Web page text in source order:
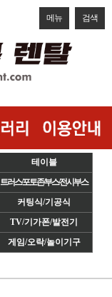
메뉴 검색
테이블
트러스/포토존/부스/전시부스
커팅식/기공식
TV/기가폰/발전기
게임/오락/놀이기구